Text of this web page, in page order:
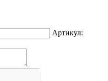
Артикул: